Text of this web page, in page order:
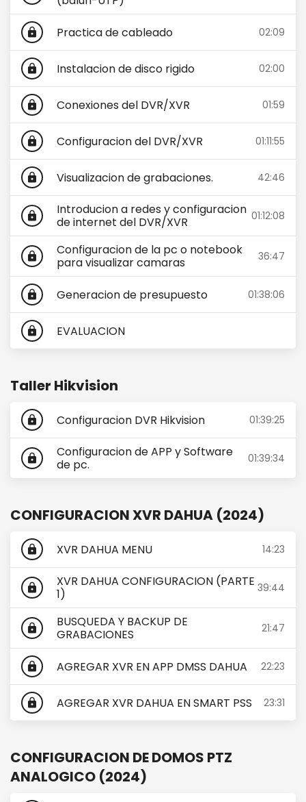
lock Practica de cableado 02:09
lock Instalacion de disco rigido 02:00
lock Conexiones del DVR/XVR 01:59
lock Configuracion del DVR/XVR 01:11:55
lock Visualizacion de grabaciones. 42:46
lock
Introducion a redes y configuracion
de internet del DVR/XVR
01:12:08
lock
Configuracion de la pc o notebook
para visualizar camaras
36:47
lock Generacion de presupuesto 01:38:06
lock EVALUACION
Taller Hikvision
lock Configuracion DVR Hikvision 01:39:25
lock
Configuracion de APP y Software
de pc.
01:39:34
CONFIGURACION XVR DAHUA (2024)
lock XVR DAHUA MENU 14:23
lock
XVR DAHUA CONFIGURACION (PARTE
1)
39:44
lock
BUSQUEDA Y BACKUP DE
GRABACIONES
21:47
lock AGREGAR XVR EN APP DMSS DAHUA 22:23
lock AGREGAR XVR DAHUA EN SMART PSS 23:31
CONFIGURACION DE DOMOS PTZ
ANALOGICO (2024)